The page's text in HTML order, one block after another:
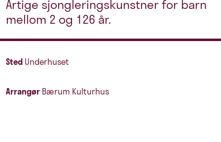
Artige sjongleringskunstner for barn
mellom 2 og 126 år.
Sted Underhuset
Arrangør Bærum Kulturhus